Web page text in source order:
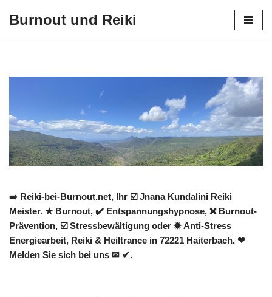
Burnout und Reiki
➡️ Reiki-bei-Burnout.net, Ihr ☑️ Jnana Kundalini Reiki
Meister. ★ Burnout, ✔️ Entspannungshypnose, ❌ Burnout-
Prävention, ☑️ Stressbewältigung oder ✹ Anti-Stress
Energiearbeit, Reiki & Heiltrance in 72221 Haiterbach. ❤
Melden Sie sich bei uns ✉ ✔.